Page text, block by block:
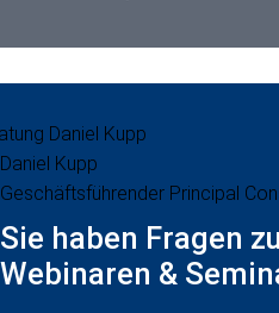
Daniel Kupp
Geschäftsführender Principal
Sie haben Fragen
Webinaren &